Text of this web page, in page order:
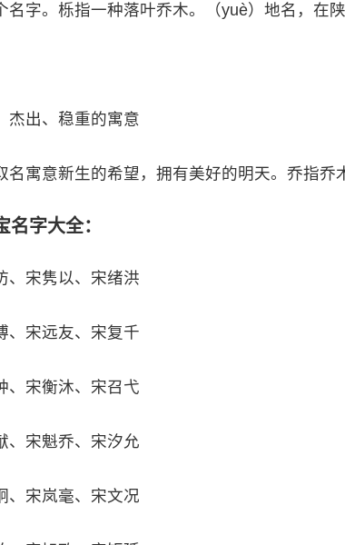
字。栎指一种落叶乔木。（yuè）地名，在陕
杰出、稳重的寓意
名寓意新生的希望，拥有美好的明天。乔指乔
字大全：
、宋隽以、宋绪洪
、宋远友、宋复千
、宋衡沐、宋召弋
、宋魁乔、宋汐允
、宋岚毫、宋文况